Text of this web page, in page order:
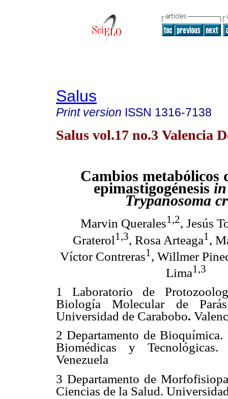
Salus
Print version ISSN 1316-7138
Salus vol.17 no.3 Valencia
Cambios metabólicos
epimastigogénesis
Trypanosoma
Marvin Querales1,2, Jesús
Graterol1,3, Rosa Arteaga1 ,
Víctor Contreras1 , Willmer
Lima1,3
1 Laboratorio de
Biología Molecular de
Universidad de Carabobo.
2 Departamento de Bioquímica.
Biomédicas y
Venezuela
3 Departamento de
Ciencias de la Salud.